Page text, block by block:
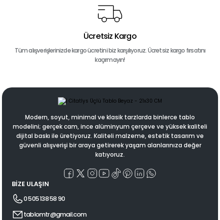
Ücretsiz Kargo
Tüm alışverişlerinizde kargo ücretini biz karşılıyoruz. Ücretsiz kargo fırsatını
kaçırmayın!
Modern, soyut, minimal ve klasik tarzlarda binlerce tablo
modelini; gerçek cam, ince alüminyum çerçeve ve yüksek kaliteli
dijital baskı ile üretiyoruz. Kaliteli malzeme, estetik tasarım ve
güvenli alışverişi bir araya getirerek yaşam alanlarınıza değer
katıyoruz.
BİZE ULAŞIN
0 505 138 58 90
tablomtr@gmail.com